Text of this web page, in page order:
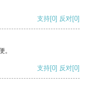
支持[0] 反对[0]
。
支持[0] 反对[0]